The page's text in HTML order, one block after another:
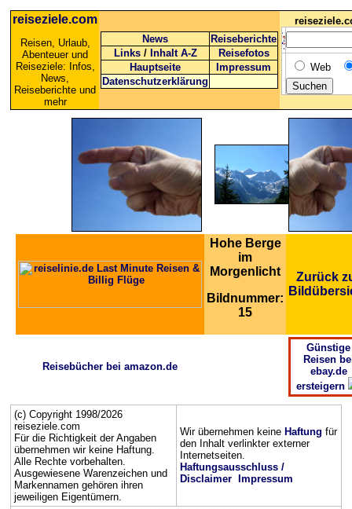
reiseziele.com
Reisen, Urlaub,
Abenteuer und
Reiseziele: Infos,
News,
Reiseberichte und
mehr
News
Reiseberichte
Links / Inhalt A-Z
Reisefotos
Hauptseite
Impressum
Datenschutzerklärung
Web
Hohe Berge
im
Morgenlicht
Bildnummer:
15
Zurück
Reisebücher bei amazon.de
Günstige
Reisen
ebay.de
ersteigern
(c) Copyright 1998/2026
reiseziele.com
Für die Richtigkeit der Angaben
übernehmen wir keine Haftung.
Alle Rechte vorbehalten.
Ausgewiesene Warenzeichen und
Markennamen gehören ihren
jeweiligen Eigentümern.
Wir übernehmen keine Haftung für
den Inhalt verlinkter externer
Internetseiten.
Haftungsausschluss /
Disclaimer
Impressum